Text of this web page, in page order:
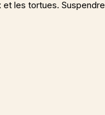
et les tortues. Suspendre